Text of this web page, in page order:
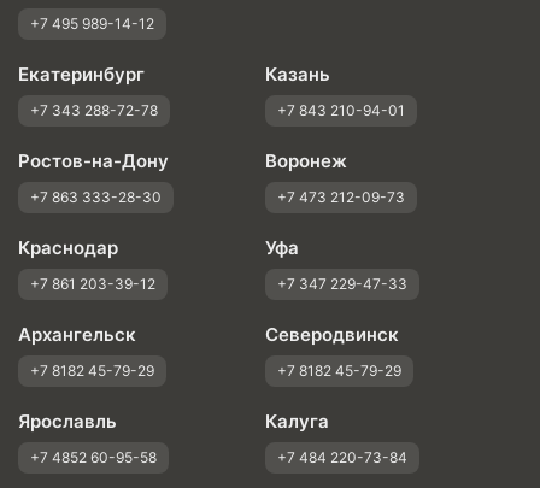
+7 495 989-14-12
Екатеринбург
+7 343 288-72-78
Казань
+7 843 210-94-01
Ростов-на-Дону
+7 863 333-28-30
Воронеж
+7 473 212-09-73
Краснодар
+7 861 203-39-12
Уфа
+7 347 229-47-33
Архангельск
+7 8182 45-79-29
Северодвинск
+7 8182 45-79-29
Ярославль
+7 4852 60-95-58
Калуга
+7 484 220-73-84